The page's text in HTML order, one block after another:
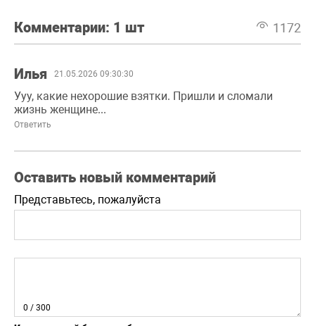
Комментарии: 1 шт 1172
Илья 21.05.2026 09:30:30
Ууу, какие нехорошие взятки. Пришли и сломали
жизнь женщине...
Ответить
Оставить новый комментарий
Представьтесь, пожалуйста
0 / 300